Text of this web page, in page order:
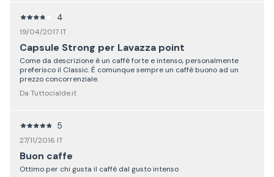
4
19/04/2017 IT
Capsule Strong per Lavazza point
Come da descrizione è un caffè forte e intenso, personalmente
preferisco il Classic. É comunque sempre un caffè buono ad un
prezzo concorrenziale.
Da Tuttocialde.it
5
27/11/2016 IT
Buon caffe
Ottimo per chi gusta il caffè dal gusto intenso